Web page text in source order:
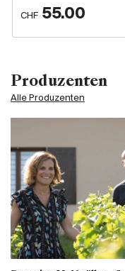
Produzenten
Alle Produzenten
CHF 55.00